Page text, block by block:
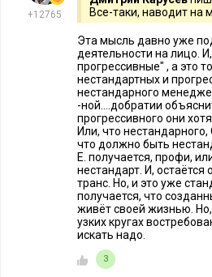
вселенной Marvel
Татьяна
партнер,
Самые
молодежью.
никого не
реализовали проект «Дни
Перед нами стояла сложная
давно уже не лопата и
комбайны и т.д. Подобные
+12765
Все-таки, наводит на
Эта мысль давно уже
деятельности на лицо.
прогрессивные" , а это
нестандартных и
нестандарного
-ной....добратии
прогрессивного они
Или, что
что должно быть
Е. получается, профи,
нестандарт. И,
транс. Но, и это уже
получается, что
живёт своей жизнью.
узких кругах
искать надо.
3